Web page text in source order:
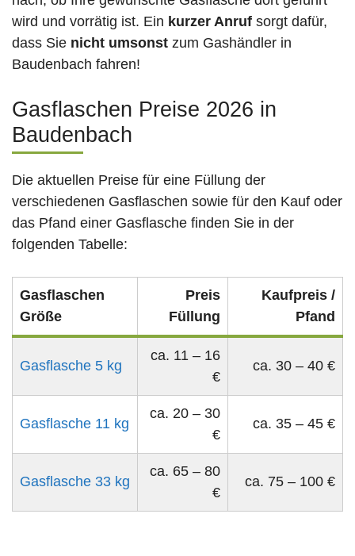
wird und vorrätig ist. Ein kurzer Anruf sorgt dafür,
dass Sie nicht umsonst zum Gashändler in
Baudenbach fahren!
Gasflaschen Preise 2026 in
Baudenbach
Die aktuellen Preise für eine Füllung der
verschiedenen Gasflaschen sowie für den Kauf oder
das Pfand einer Gasflasche finden Sie in der
folgenden Tabelle:
Gasflaschen
Größe
Preis
Füllung
Kaufpreis /
Pfand
Gasflasche 5 kg
ca. 11 – 16
€
ca. 30 – 40 €
Gasflasche 11 kg
ca. 20 – 30
€
ca. 35 – 45 €
Gasflasche 33 kg
ca. 65 – 80
€
ca. 75 – 100 €